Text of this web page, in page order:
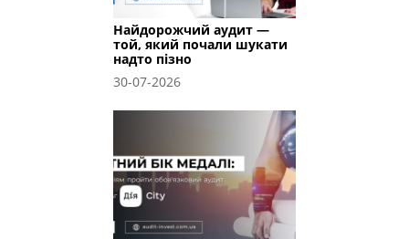
Найдорожчий аудит —
той, який почали шукати
надто пізно
30-07-2026